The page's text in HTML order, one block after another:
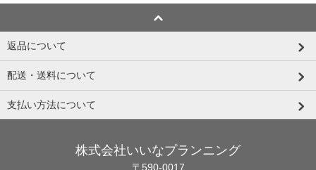
返品について
配送・送料について
支払い方法について
株式会社いいなプランニング
〒590-0017